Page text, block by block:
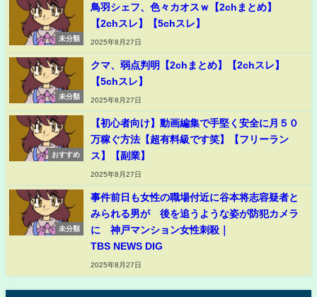
未分類
鳥羽シェフ、色々カオスｗ【2chまとめ】
【2chスレ】【5chスレ】
2025年8月27日
未分類
クマ、弱点判明【2chまとめ】【2chスレ】
【5chスレ】
2025年8月27日
おすすめ
【初心者向け】動画編集で手堅く安全に月５０
万稼ぐ方法【超有料級です笑】【フリーラン
ス】【副業】
2025年8月27日
未分類
事件前日も女性の職場付近に谷本将志容疑者と
みられる男が 後を追うような姿が防犯カメラ
に 神戸マンション女性刺殺｜
TBS NEWS DIG
2025年8月27日